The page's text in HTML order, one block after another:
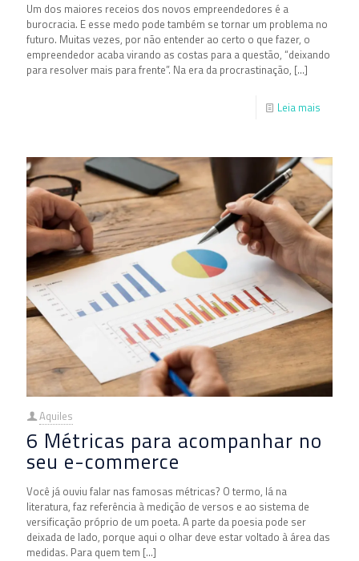
Um dos maiores receios dos novos empreendedores é a
burocracia. E esse medo pode também se tornar um problema no
futuro. Muitas vezes, por não entender ao certo o que fazer, o
empreendedor acaba virando as costas para a questão, “deixando
para resolver mais para frente”. Na era da procrastinação, […]
Leia mais
Aquiles
6 Métricas para acompanhar no
seu e-commerce
Você já ouviu falar nas famosas métricas? O termo, lá na
literatura, faz referência à medição de versos e ao sistema de
versificação próprio de um poeta. A parte da poesia pode ser
deixada de lado, porque aqui o olhar deve estar voltado à área das
medidas. Para quem tem […]